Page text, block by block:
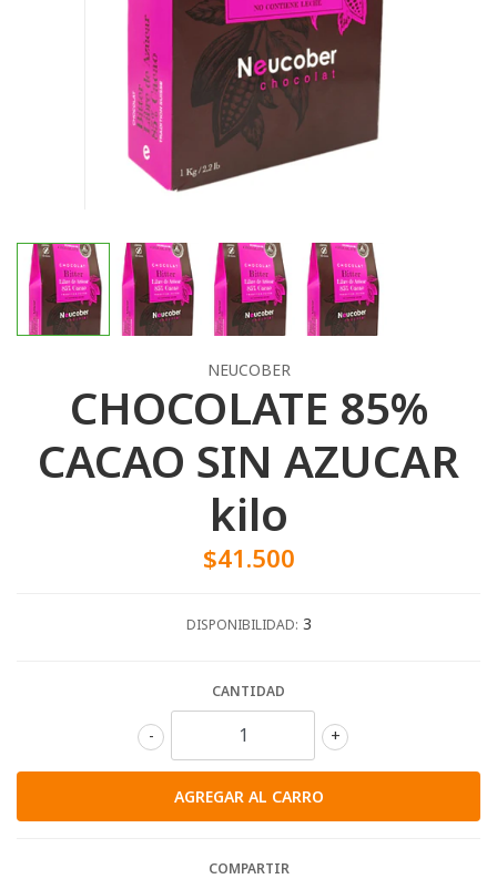
NEUCOBER
CHOCOLATE 85%
CACAO SIN AZUCAR
kilo
$41.500
DISPONIBILIDAD: 3
CANTIDAD
+
-
COMPARTIR